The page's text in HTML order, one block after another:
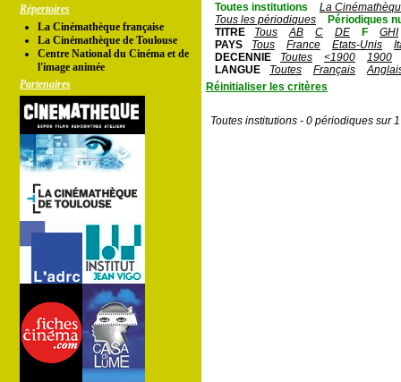
Répertoires
La Cinémathèque française
La Cinémathèque de Toulouse
Centre National du Cinéma et de
l'image animée
Partenaires
Toutes institutions
La
Tous les périodiques
Périodiques
TITRE
Tous AB C DE F
GHI
PAYS
Tous France Etats-Unis
DECENNIE
Toutes <1900
1900
LANGUE
Toutes Français
Réinitialiser les critères
Toutes institutions - 0 périodiques sur